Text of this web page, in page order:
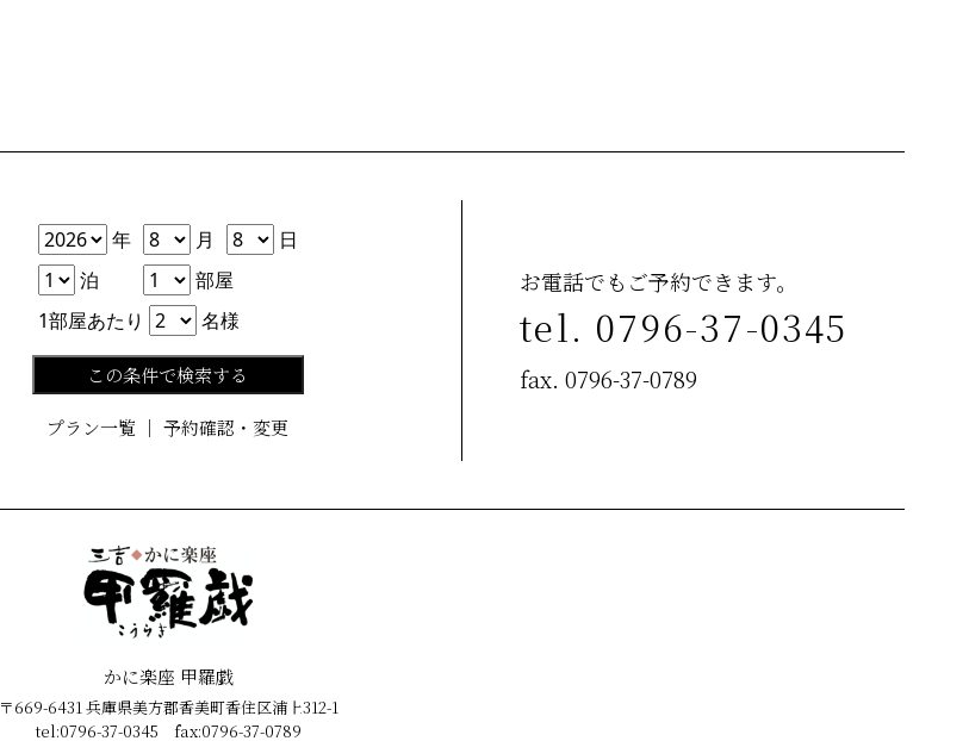
年 年 月 月 日
日
泊数 泊 部屋数部屋
1部屋あたり
人数 名様
この条件で検索する
プラン一覧 ｜予約確認・変更
お電話でもご予約できます。
tel. 0796-37-0345
fax. 0796-37-0789
かに楽座 甲羅戯
〒669-6431 兵庫県美方郡香美町香住区浦上312-1
tel:0796-37-0345 fax:0796-37-0789